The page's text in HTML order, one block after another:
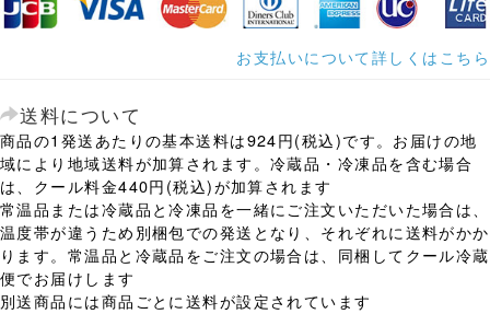
お支払いについて詳しくはこちら
送料について
商品の1発送あたりの基本送料は924円(税込)です。お届けの地
域により地域送料が加算されます。冷蔵品・冷凍品を含む場合
は、クール料金440円(税込)が加算されます
常温品または冷蔵品と冷凍品を一緒にご注文いただいた場合は、
温度帯が違うため別梱包での発送となり、それぞれに送料がかか
ります。常温品と冷蔵品をご注文の場合は、同梱してクール冷蔵
便でお届けします
別送商品には商品ごとに送料が設定されています